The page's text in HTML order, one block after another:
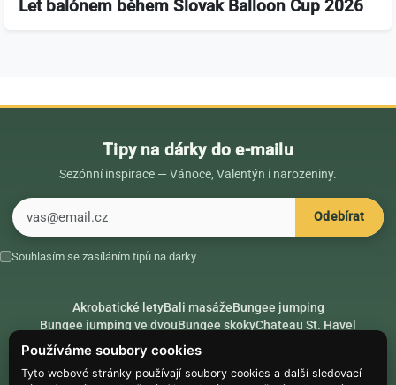
Používáme soubory cookies
Tyto webové stránky používají soubory cookies a další sledovací
Let balónem během Slovak Balloon Cup 2026
Tipy na dárky do e-mailu
Sezónní inspirace — Vánoce, Valentýn i narozeniny.
Odebírat
Souhlasím se zasíláním tipů na dárky
Akrobatické letyBali masážeBungee jumping
Bungee jumping ve dvouBungee skokyChateau St. Havel
Dárek k 18. narozeninám
Dárek k 40. narozeninám
RádceSecret SantaSložte se na dárek